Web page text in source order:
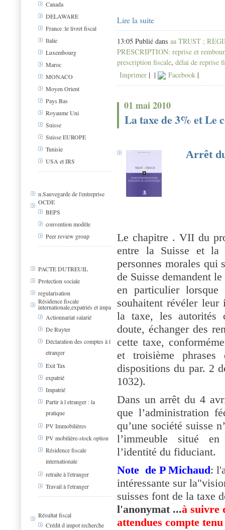
Canada
DELAWARE
France :le livret fiscal
Italie
Luxembourg
Maroc
MONACO
Moyen Orient
Pays Bas
Royaume Uni
Suisse
Suisse EUROPE
Tunisie
USA et IRS
n.Sauvegarde de l'entreprise
OCDE
BEPS
convention modèle
Peer review group
PACTE DUTREUIL
Protection sociale
regularisation
Résidence fiscale
internationale,expatriés et impa
Actionnariat salarié
De Ruyter
Déclaration des comptes à l
etranger
Exit Tax
expatrié
Impatrié
Partir à l etranger : la
pratique
PV Immobilières
PV mobilière-stock option
Résidence fiscale
internationale
retraite à l'etranger
Travail à l'etranger
Résultat fiscal
Crédit d impot recherche
Lire la suite
13:05 Publié dans aa TRUST ;
PRESCRIPTION: reprise et
prescription fiscale, délai de reprise
Imprimer | | Facebook |
01 mai 2010
La taxe de 3% et Le
Arrêt
Le chapitre . VII du
entre la Suisse et la
personnes morales qui
de Suisse demandent
en particulier lorsque
souhaitent révéler leur
la taxe, les autorités
doute, échanger des
cette taxe,
et troisième
dispositions du par. 2
1032).
Dans un arrêt du 4
que l’administration
qu’une société suisse
l’immeuble situé
l’identité du fiduciant.
Note de P Michaud:
intéressante sur
suisses font de la taxe
l'anonymat ...à suivre
attendues compte